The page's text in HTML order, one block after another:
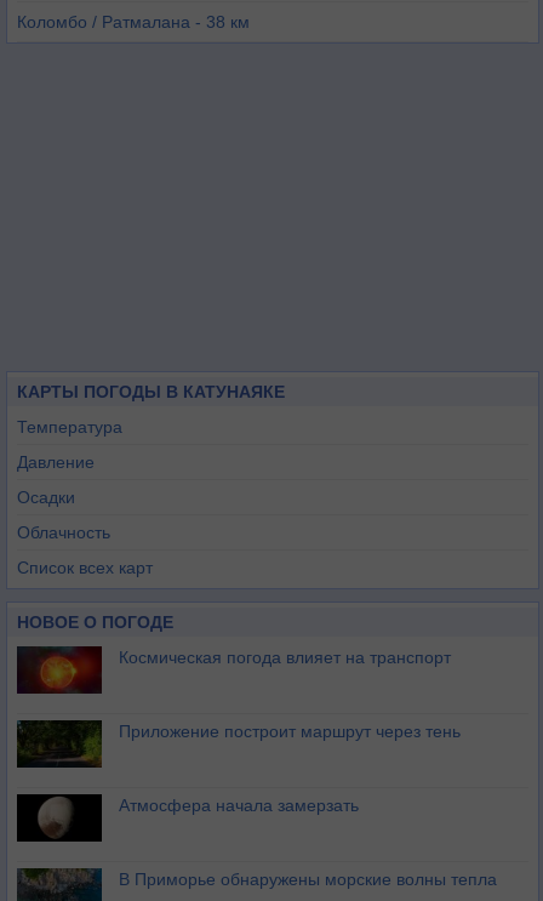
Коломбо / Ратмалана - 38 км
КАРТЫ ПОГОДЫ В КАТУНАЯКЕ
Температура
Давление
Осадки
Облачность
Список всех карт
НОВОЕ О ПОГОДЕ
Космическая погода влияет на транспорт
Приложение построит маршрут через тень
Атмосфера начала замерзать
В Приморье обнаружены морские волны тепла